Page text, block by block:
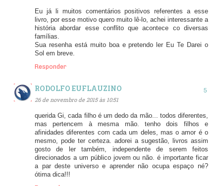
Eu já li muitos comentários positivos referentes a esse
livro, por esse motivo quero muito lê-lo, achei interessante a
história abordar esse conflito que acontece co diversas
famílias.
Sua resenha está muito boa e pretendo ler Eu Te Darei o
Sol em breve.
Responder
RODOLFO EUFLAUZINO
26 de novembro de 2015 às 10:51
querida Gi, cada filho é um dedo da mão... todos diferentes,
mas pertencem à mesma mão. tenho dois filhos e
afinidades diferentes com cada um deles, mas o amor é o
mesmo, pode ter certeza. adorei a sugestão, livros assim
gosto de ler também, independente de serem feitos
direcionados a um público jovem ou não. é importante ficar
a par deste universo e aprender não ocupa espaço né?
ótima dica!!!